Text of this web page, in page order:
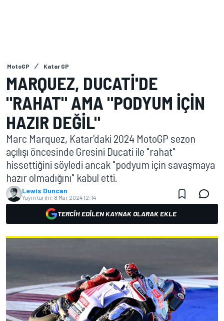
MotoGP Katar GP
MARQUEZ, DUCATI'DE
"RAHAT" AMA "PODYUM IÇIN
HAZIR DEĞIL"
Marc Marquez, Katar'daki 2024 MotoGP sezon
açılışı öncesinde Gresini Ducati ile "rahat"
hissettiğini söyledi ancak "podyum için savaşmaya
hazır olmadığını" kabul etti.
Lewis Duncan
Yayın tarihi: 8 Mar 2024 12:14
TERCIH EDILEN KAYNAK OLARAK EKLE